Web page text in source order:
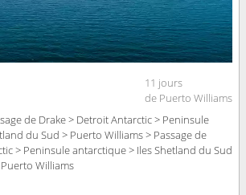
11 jours
de Puerto Williams
de Drake > Detroit Antarctic > Peninsule
du Sud > Puerto Williams > Passage de
> Peninsule antarctique > Iles Shetland du Sud
Williams